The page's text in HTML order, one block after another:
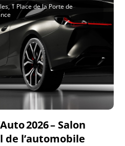
1 Place de la Porte de
2026 – Salon
l’automobile